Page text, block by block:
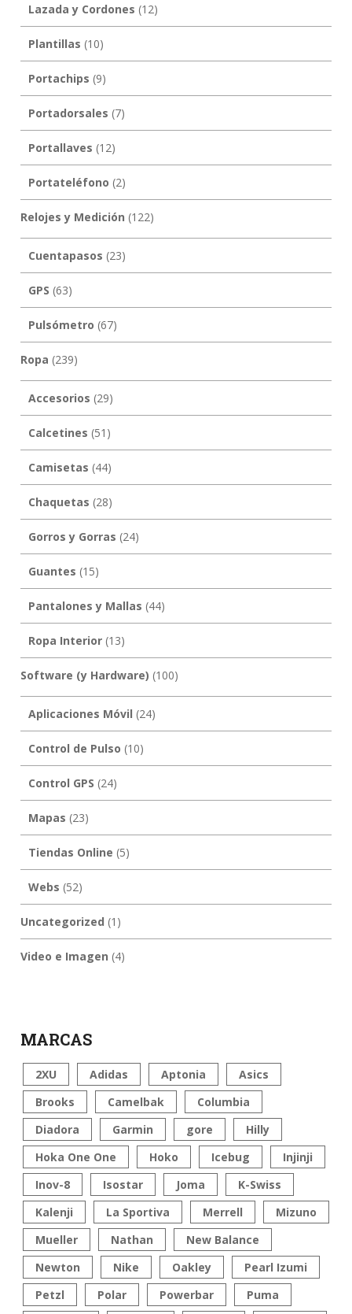
Lazada y Cordones (12)
Plantillas (10)
Portachips (9)
Portadorsales (7)
Portallaves (12)
Portateléfono (2)
Relojes y Medición (122)
Cuentapasos (23)
GPS (63)
Pulsómetro (67)
Ropa (239)
Accesorios (29)
Calcetines (51)
Camisetas (44)
Chaquetas (28)
Gorros y Gorras (24)
Guantes (15)
Pantalones y Mallas (44)
Ropa Interior(13)
Software (y Hardware) (100)
Aplicaciones Móvil (24)
Control de Pulso (10)
Control GPS (24)
Mapas (23)
Tiendas Online (5)
Webs (52)
Uncategorized (1)
Video e Imagen (4)
MARCAS
2XU Adidas Aptonia
Asics
Brooks
Camelbak
Columbia
Diadora
Garmin gore
Hilly
Hoka One One
Hoko Icebug
Injinji
Inov-8
Isostar Joma
K-Swiss
Kalenji
La Sportiva Merrell
Mizuno
Mueller
Nathan
New Balance
Newton
Nike Oakley
Pearl Izumi
Petzl
Polar Powerbar Puma